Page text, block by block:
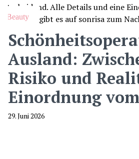
Beauty
Ausland:
Risiko und
Einordnung
29. Juni 2026